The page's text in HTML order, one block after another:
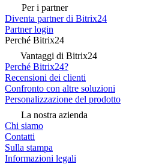
Per i partner
Diventa partner di Bitrix24
Partner login
Perché Bitrix24
Vantaggi di Bitrix24
Perché Bitrix24?
Recensioni dei clienti
Confronto con altre soluzioni
Personalizzazione del prodotto
La nostra azienda
Chi siamo
Contatti
Sulla stampa
Informazioni legali